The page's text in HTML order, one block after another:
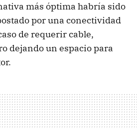
más óptima habría sido
por una conectividad
de requerir cable,
dejando un espacio para